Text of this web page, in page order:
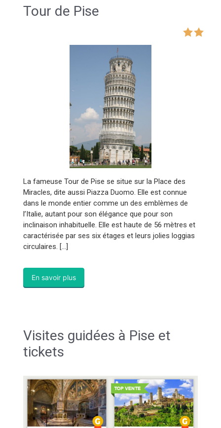
Tour de Pise
La fameuse Tour de Pise se situe sur la Place des
Miracles, dite aussi Piazza Duomo. Elle est connue
dans le monde entier comme un des emblèmes de
l’Italie, autant pour son élégance que pour son
inclinaison inhabituelle. Elle est haute de 56 mètres et
caractérisée par ses six étages et leurs jolies loggias
circulaires. […]
En savoir plus
Visites guidées à Pise et
tickets